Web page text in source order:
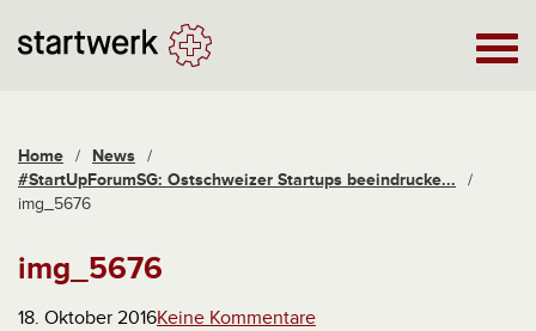
Home / News /
#StartUpForumSG: Ostschweizer Startups beeindrucke...
/
img_5676
img_5676
18. Oktober 2016Keine Kommentare